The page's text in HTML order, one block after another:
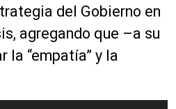
del Gobierno en
agregando que –a su
la “empatía” y la